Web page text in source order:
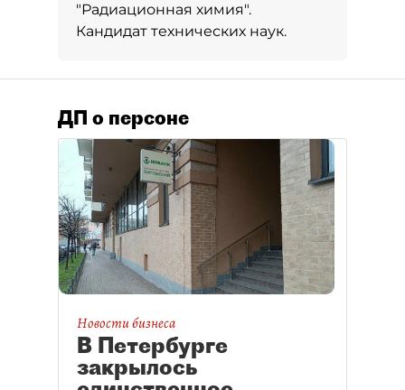
"Радиационная химия".
Кандидат технических наук.
ДП о персоне
Новости бизнеса
В Петербурге
закрылось